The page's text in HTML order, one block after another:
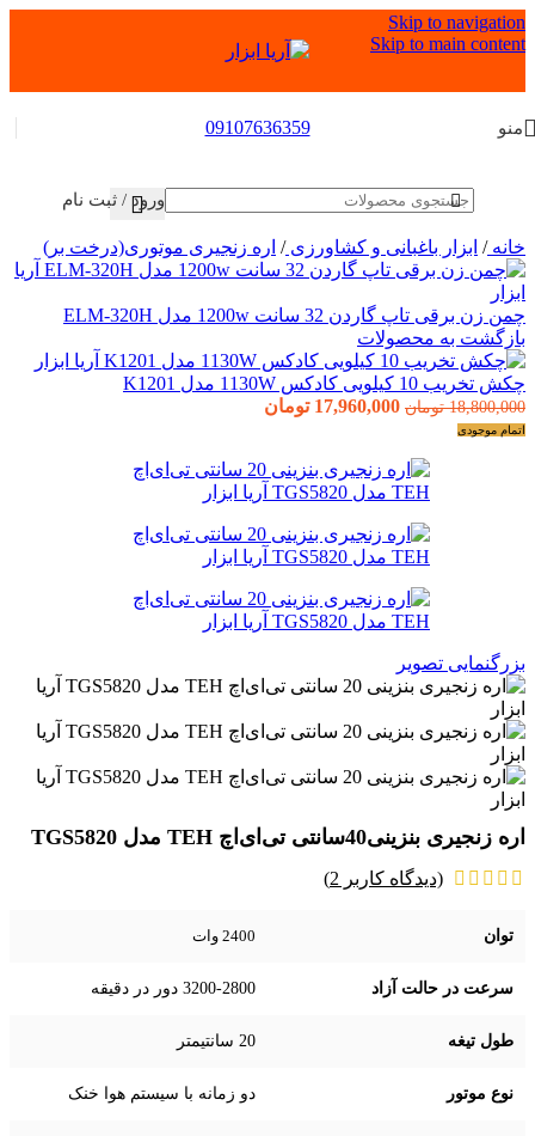
Skip to navigation
Skip to main content
منو 09107636359
ورود / ثبت نام
خانه/ ابزار باغبانی و کشاورزی/ اره زنجیری موتوری(درخت بر)
چمن زن برقی تاپ گاردن 32 سانت 1200w مدل ELM-320H
بازگشت به محصولات
چکش تخریب 10 کیلویی کادکس 1130W مدل K1201
18,800,000 تومان 17,960,000 تومان
اتمام موجودی
بزرگنمایی تصویر
اره زنجیری بنزینی40سانتی تی‌ای‌ا‌چ TEH مدل TGS5820
(دیدگاه کاربر 2
)
توان 2400 وات
سرعت در حالت آزاد 3200-2800 دور در دقیقه
طول تیغه 20 سانتیمتر
نوع موتور دو زمانه با سیستم هوا خنک